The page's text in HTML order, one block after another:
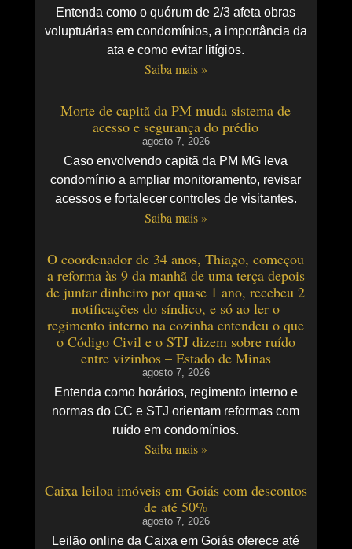
Entenda como o quórum de 2/3 afeta obras
voluptuárias em condomínios, a importância da
ata e como evitar litígios.
Saiba mais »
Morte de capitã da PM muda sistema de
acesso e segurança do prédio
agosto 7, 2026
Caso envolvendo capitã da PM MG leva
condomínio a ampliar monitoramento, revisar
acessos e fortalecer controles de visitantes.
Saiba mais »
O coordenador de 34 anos, Thiago, começou
a reforma às 9 da manhã de uma terça depois
de juntar dinheiro por quase 1 ano, recebeu 2
notificações do síndico, e só ao ler o
regimento interno na cozinha entendeu o que
o Código Civil e o STJ dizem sobre ruído
entre vizinhos – Estado de Minas
agosto 7, 2026
Entenda como horários, regimento interno e
normas do CC e STJ orientam reformas com
ruído em condomínios.
Saiba mais »
Caixa leiloa imóveis em Goiás com descontos
de até 50%
agosto 7, 2026
Leilão online da Caixa em Goiás oferece até